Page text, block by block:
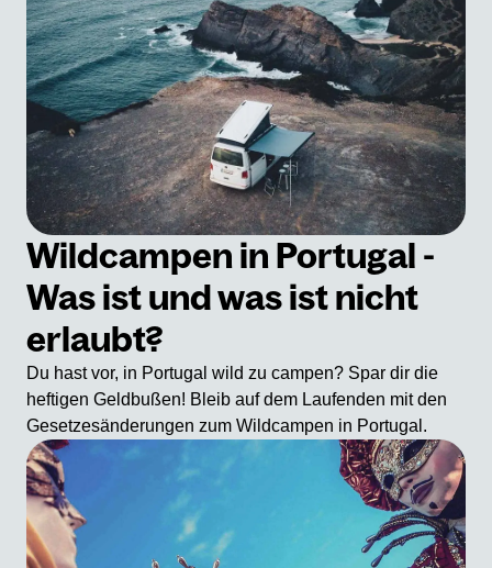
Wildcampen in Portugal -
Was ist und was ist nicht
erlaubt?
Du hast vor, in Portugal wild zu campen? Spar dir die
heftigen Geldbußen! Bleib auf dem Laufenden mit den
Gesetzesänderungen zum Wildcampen in Portugal.